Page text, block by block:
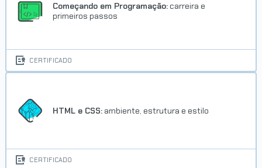
Começando em Programação: carreira e
primeiros passos
CERTIFICADO
HTML e CSS: ambiente, estrutura e estilo
CERTIFICADO